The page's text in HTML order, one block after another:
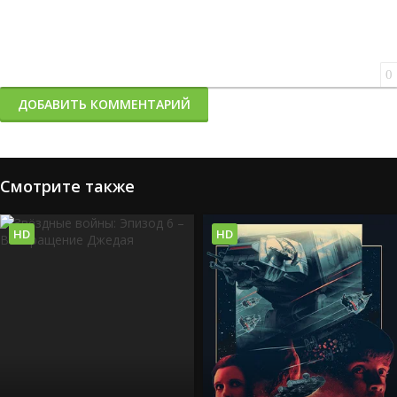
0
ДОБАВИТЬ КОММЕНТАРИЙ
Смотрите также
HD HD